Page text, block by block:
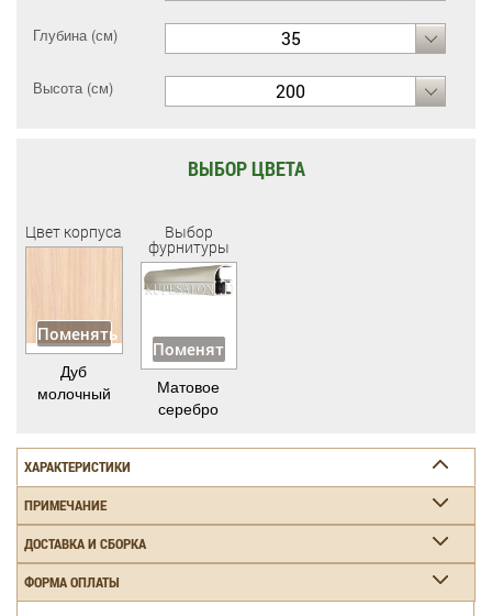
Глубина (см) 35
Высота (см) 200
ВЫБОР ЦВЕТА
Цвет корпуса
Поменять
Дуб
молочный
Выбор
фурнитуры
Поменять
Матовое
серебро
ХАРАКТЕРИСТИКИ
ПРИМЕЧАНИЕ
ДОСТАВКА И СБОРКА
ФОРМА ОПЛАТЫ